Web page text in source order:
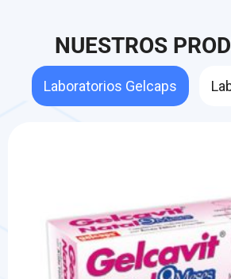
NUESTROS
Laboratorios Gelcaps